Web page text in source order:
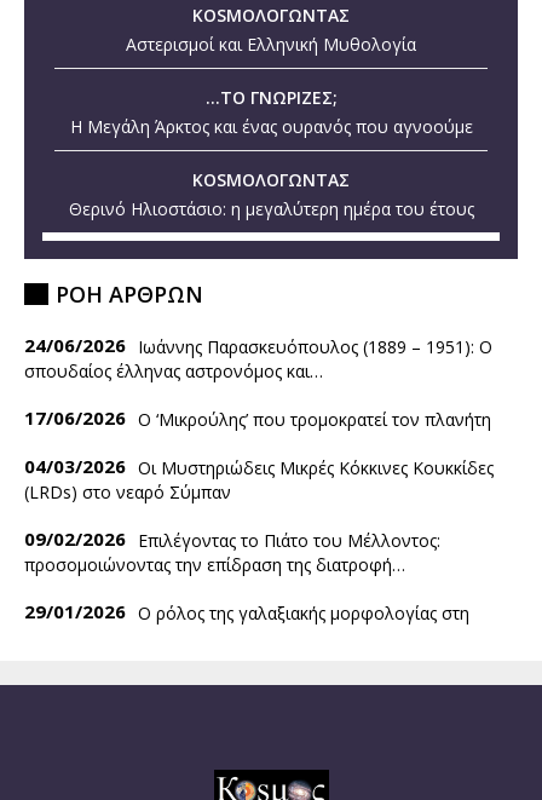
KOSMOΛΟΓΩΝΤΑΣ
Αστερισμοί και Ελληνική Μυθολογία
...ΤΟ ΓΝΩΡΙΖΕΣ;
Η Μεγάλη Άρκτος και ένας ουρανός που αγνοούμε
KOSMOΛΟΓΩΝΤΑΣ
Θερινό Ηλιοστάσιο: η μεγαλύτερη ημέρα του έτους
ΡΟΗ ΑΡΘΡΩΝ
24/06/2026 Ιωάννης Παρασκευόπουλος (1889 – 1951): O
σπουδαίος έλληνας αστρονόμος και…
17/06/2026 Ο ‘Mικρούλης’ που τρομοκρατεί τον πλανήτη
04/03/2026 Οι Μυστηριώδεις Μικρές Κόκκινες Κουκκίδες
(LRDs) στο νεαρό Σύμπαν
09/02/2026 Επιλέγοντας το Πιάτο του Μέλλοντος:
προσομοιώνοντας την επίδραση της διατροφή…
29/01/2026 Ο ρόλος της γαλαξιακής μορφολογίας στη
08/01/2026 2025: Ένα ακόμα ακραία θερμό έτος